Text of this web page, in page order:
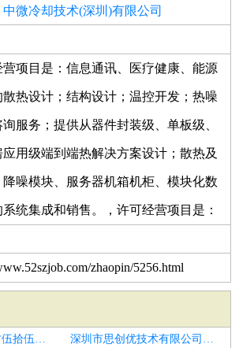
中微冷却技术(深圳)有限公司
项目是：信息通讯、医疗健康、能源
热设计；结构设计；温控开发；热噪
服务；提供从器件封装级、单板级、
用级端到端热解决方案设计；散热及
噪模块、服务器机箱机柜、模块化数
统集成和销售。，许可经营项目是：
zhaopin/5256.html
珠海横琴金斧子盘古伍拾伍号股权投资基金(有限合伙)招聘高薪招聘内科输液护士
深圳市思创优技术有限公司招聘口腔护士,护士